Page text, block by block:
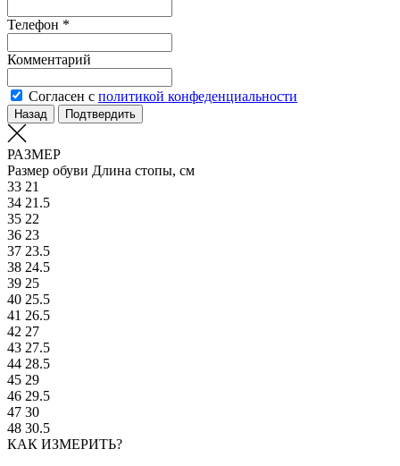
Телефон *
Комментарий
Согласен с политикой конфеденциальности
Назад Подтвердить
РАЗМЕР
Размер обуви Длина стопы, см
33 21
34 21.5
35 22
36 23
37 23.5
38 24.5
39 25
40 25.5
41 26.5
42 27
43 27.5
44 28.5
45 29
46 29.5
47 30
48 30.5
КАК ИЗМЕРИТЬ?